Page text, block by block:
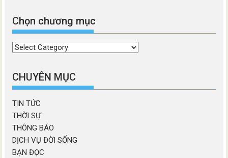
Chọn chương mục
Chọn
mục
CHUYÊN MỤC
TIN TỨC
THỜI SỰ
THÔNG BÁO
DỊCH VỤ ĐỜI SỐNG
BẠN ĐỌC